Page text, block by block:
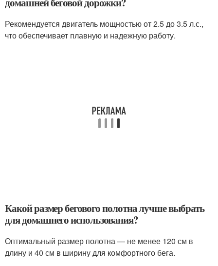
Рекомендуется двигатель мощностью от 2.5 до 3.5 л.с.,
что обеспечивает плавную и надежную работу.
Какой размер бегового полотна лучше выбрать
для домашнего использования?
Оптимальный размер полотна — не менее 120 см в
длину и 40 см в ширину для комфортного бега.